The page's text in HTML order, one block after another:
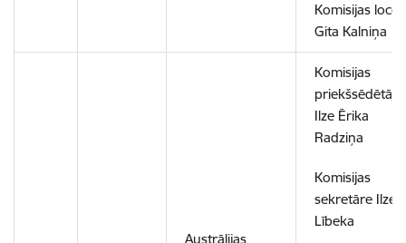
Komisijas
Gita Kalniņa
Austrālijas
Komisijas
priekšsēdētāja
Ilze Ērika
Radziņa
Komisijas
sekretāre Ilze
Lībeka